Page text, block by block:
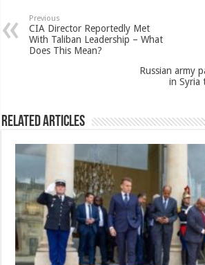
Previous
CIA Director Reportedly Met
With Taliban Leadership – What
Does This Mean?
Russian army
in Syria
Related Articles